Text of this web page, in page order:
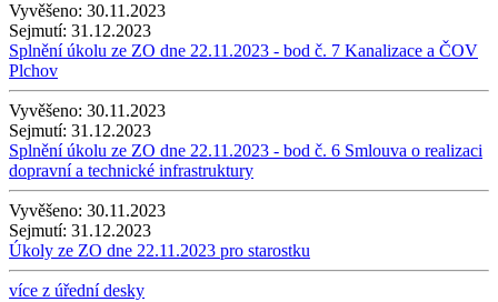
Vyvěšeno: 30.11.2023
Sejmutí: 31.12.2023
Splnění úkolu ze ZO dne 22.11.2023 - bod č. 7 Kanalizace a ČOV
Plchov
Vyvěšeno: 30.11.2023
Sejmutí: 31.12.2023
Splnění úkolu ze ZO dne 22.11.2023 - bod č. 6 Smlouva o realizaci
dopravní a technické infrastruktury
Vyvěšeno: 30.11.2023
Sejmutí: 31.12.2023
Úkoly ze ZO dne 22.11.2023 pro starostku
více z úřední desky